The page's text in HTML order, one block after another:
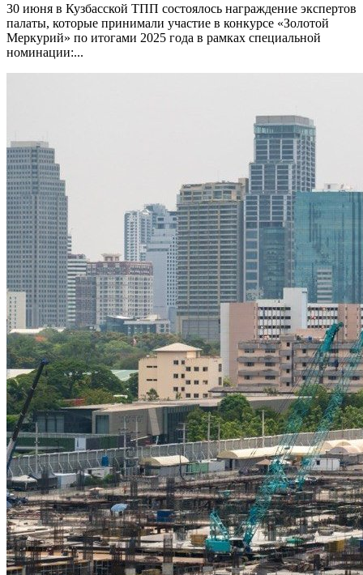
30 июня в Кузбасской ТПП состоялось награждение экспертов
палаты, которые принимали участие в конкурсе «Золотой
Меркурий» по итогами 2025 года в рамках специальной
номинации:...